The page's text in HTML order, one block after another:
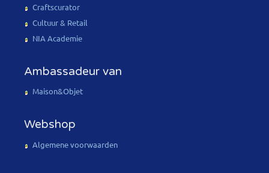
Craftscurator
Cultuur & Retail
NIA Academie
Ambassadeur van
Maison&Objet
Webshop
Algemene voorwaarden